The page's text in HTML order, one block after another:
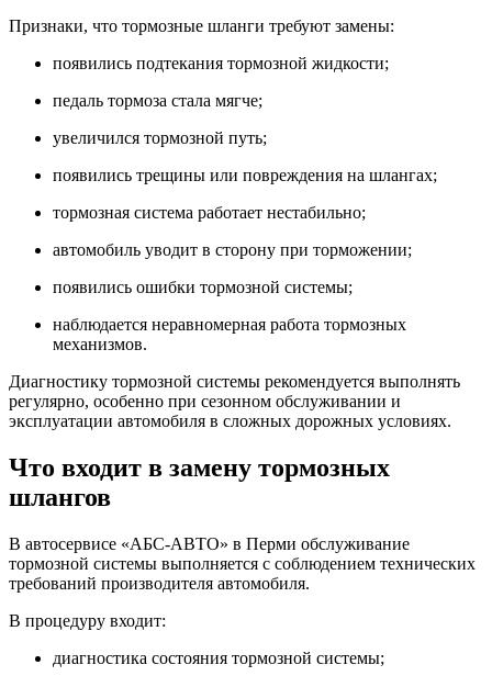
Признаки, что тормозные шланги требуют замены:
появились подтекания тормозной жидкости;
педаль тормоза стала мягче;
увеличился тормозной путь;
появились трещины или повреждения на шлангах;
тормозная система работает нестабильно;
автомобиль уводит в сторону при торможении;
появились ошибки тормозной системы;
наблюдается неравномерная работа тормозных
механизмов.
Диагностику тормозной системы рекомендуется выполнять
регулярно, особенно при сезонном обслуживании и
эксплуатации автомобиля в сложных дорожных условиях.
Что входит в замену тормозных
шлангов
В автосервисе «АБС-АВТО» в Перми обслуживание
тормозной системы выполняется с соблюдением технических
требований производителя автомобиля.
В процедуру входит:
диагностика состояния тормозной системы;